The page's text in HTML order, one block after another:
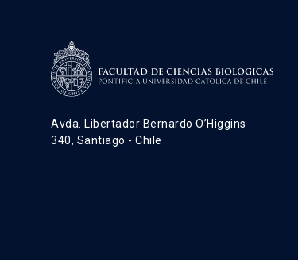
Avda. Libertador Bernardo O’Higgins
340, Santiago - Chile